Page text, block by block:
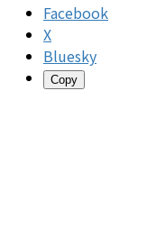
Facebook
X
Bluesky
Copy